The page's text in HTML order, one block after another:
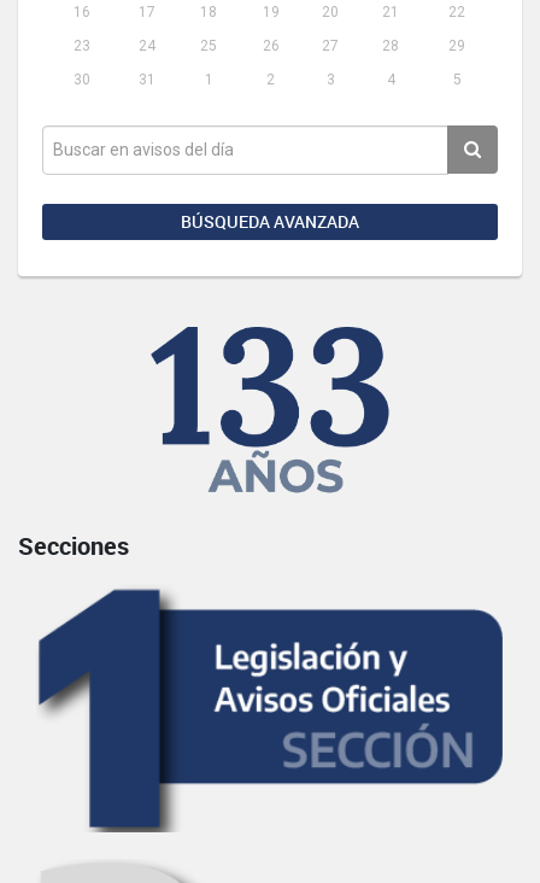
16
17 18 19 20 21
22
23
24 25 26 27 28
29
30
31 1 2 3 4 5
BÚSQUEDA AVANZADA
Secciones